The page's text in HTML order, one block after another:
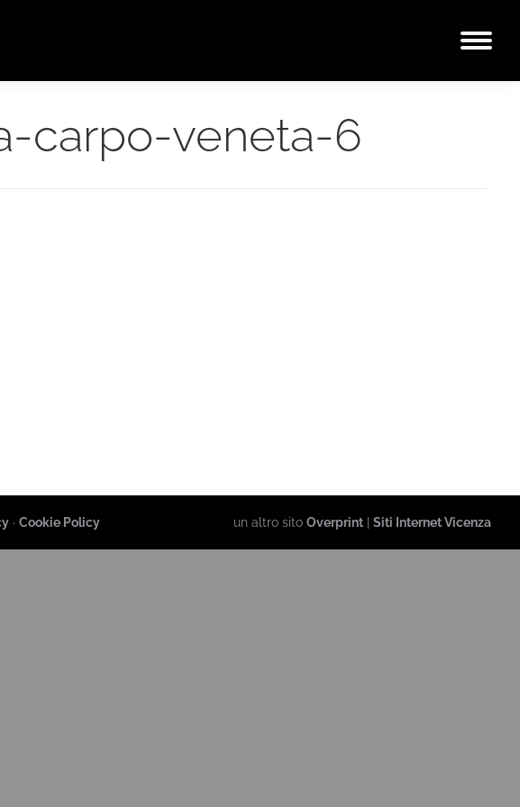
carpo-veneta-6
· Cookie Policy un altro sito Overprint Siti Internet Vicenza